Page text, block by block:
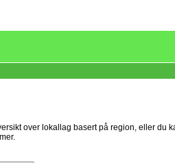
over lokallag basert på region, eller